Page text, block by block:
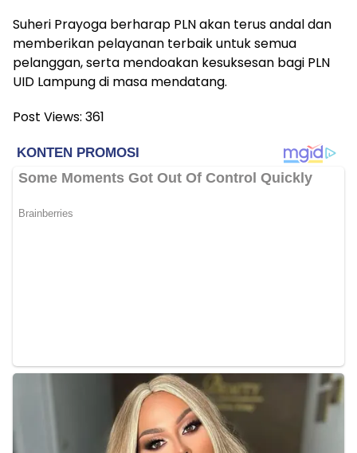
Suheri Prayoga berharap PLN akan terus andal dan
memberikan pelayanan terbaik untuk semua
pelanggan, serta mendoakan kesuksesan bagi PLN
UID Lampung di masa mendatang.
Post Views: 361